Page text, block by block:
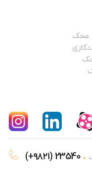
محک
(+۹۸۲۱) 23540